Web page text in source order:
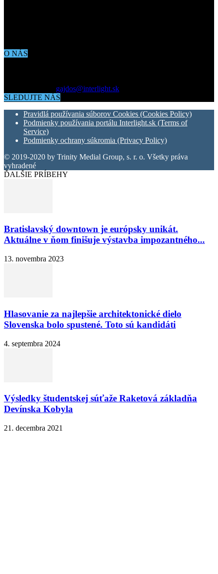
O NÁS
gajdos@interlight.sk
SLEDUJTE NÁS
Pravidlá používania súborov Cookies (Cookies Policy)
Podmienky používania portálu Interlight.sk (Terms of
Service)
Podmienky ochrany súkromia (Privacy Policy)
© 2019-2020 by Trinity Medial Group, s. r. o. Všetky práva
vyhradené
ĎALŠIE PRÍBEHY
Bratislavský downtown je európsky unikát.
Aktuálne v ňom finišuje výstavba impozantného...
13. novembra 2023
Hlasovanie za najlepšie architektonické dielo
Slovenska bolo spustené. Toto sú kandidáti
4. septembra 2024
Výsledky študentskej súťaže Raketová základňa
Devínska Kobyla
21. decembra 2021